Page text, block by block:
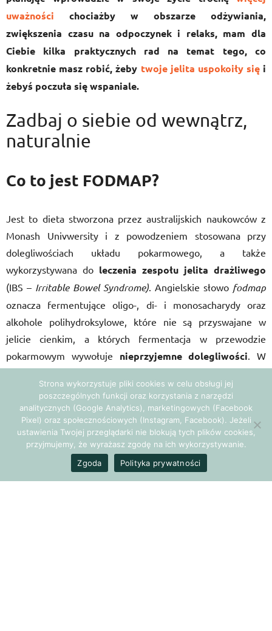
uważności chociażby w obszarze odżywiania,
zwiększenia czasu na odpoczynek i relaks, mam dla
Ciebie kilka praktycznych rad na temat tego, co
konkretnie masz robić, żeby twoje jelita uspokoiły sięi
żebyś poczuła się wspaniale.
Zadbaj o siebie od wewnątrz,
naturalnie
Co to jest FODMAP?
Jest to dieta stworzona przez australijskich naukowców z
Monash Univwersity i z powodzeniem stosowana przy
dolegliwościach układu pokarmowego, a także
wykorzystywana do leczenia zespołu jelita drażliwego
(IBS – Irritable Bowel Syndrome). Angielskie słowo fodmap
oznacza fermentujące oligo-, di- i monosacharydy oraz
alkohole polihydroksylowe, które nie są przyswajane w
jelicie cienkim, a których fermentacja w przewodzie
pokarmowym wywołuje nieprzyjemne dolegliwości. W
produktów z wysoką zawartością FODMAP.
Strona wykorzystuje pliki cookies w celu obsługi jej
poszczególnych funkcji oraz korzystania z narzędzi
analitycznych (Google Analytics), marketingowych (Facebook
Pixel) oraz społecznościowych (Instagram, Facebook). Jeżeli
ustawienia Twojej przeglądarki nie blokują tych plików cookies,
przyjmujemy, że wyrażasz zgodę na ich wykorzystywanie.
Zgoda
Polityka prywatności